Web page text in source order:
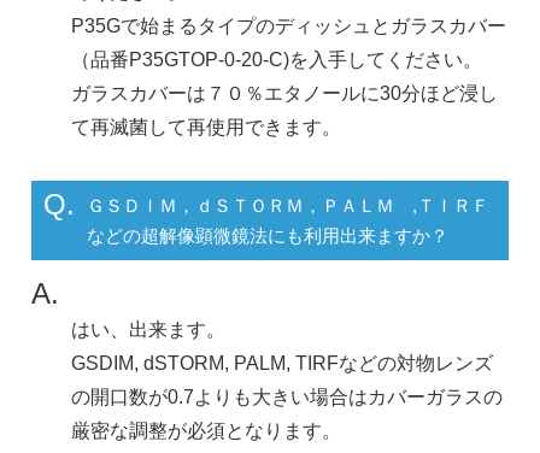
P35Gで始まるタイプのディッシュとガラスカバー
（品番P35GTOP-0-20-C)を入手してください。
ガラスカバーは７０％エタノールに30分ほど浸し
て再滅菌して再使用できます。
Q.
ＧＳＤＩＭ，ｄＳＴＯＲＭ，ＰＡＬＭ ,ＴＩＲＦ
などの超解像顕微鏡法にも利用出来ますか？
A.
はい、出来ます。
GSDIM, dSTORM, PALM, TIRFなどの対物レンズ
の開口数が0.7よりも大きい場合はカバーガラスの
厳密な調整が必須となります。